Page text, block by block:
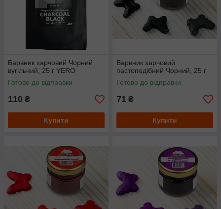
Барвник харчовий Чорний
вугільний, 25 г YERO
Готово до відправки
110 ₴
Купити
Барвник харчовий
пастоподібний Чорний, 25 г
Готово до відправки
71 ₴
Купити